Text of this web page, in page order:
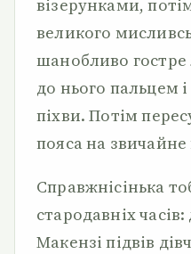
візерунками,
великого
шанобливо гостре
до нього пальцем
піхви. Потім
пояса на звичайне
Справжнісінька
стародавніх
Макензі підвів